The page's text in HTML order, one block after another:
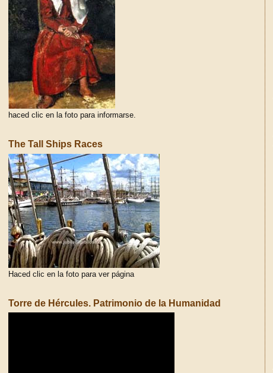
haced clic en la foto para informarse.
The Tall Ships Races
Haced clic en la foto para ver página
Torre de Hércules. Patrimonio de la Humanidad